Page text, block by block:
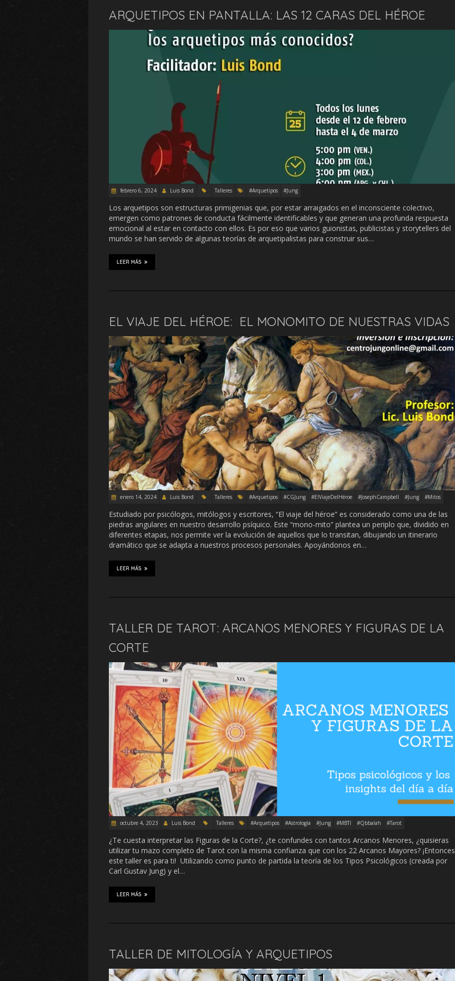
ARQUETIPOS EN PANTALLA: LAS 12 CARAS DEL HÉROE
febrero 6, 2024 Luis Bond Talleres #Arquetipos #Jung
Los arquetipos son estructuras primigenias que, por estar arraigados en el inconsciente colectivo,
emergen como patrones de conducta fácilmente identificables y que generan una profunda respuesta
emocional al estar en contacto con ellos. Es por eso que varios guionistas, publicistas y storytellers del
mundo se han servido de algunas teorías de arquetipalistas para construir sus…
LEER MÁS
EL VIAJE DEL HÉROE: EL MONOMITO DE NUESTRAS VIDAS
enero 14, 2024 Luis Bond Talleres #Arquetipos #CGJung #ElViajeDelHéroe #JosephCampbell #Jung #Mitos
Estudiado por psicólogos, mitólogos y escritores, “El viaje del héroe” es considerado como una de las
piedras angulares en nuestro desarrollo psíquico. Este “mono-mito” plantea un periplo que, dividido en
diferentes etapas, nos permite ver la evolución de aquellos que lo transitan, dibujando un itinerario
dramático que se adapta a nuestros procesos personales. Apoyándonos en…
LEER MÁS
TALLER DE TAROT: ARCANOS MENORES Y FIGURAS DE LA
CORTE
octubre 4, 2023 Luis Bond Talleres #Arquetipos #Astrología #Jung #MBTI #Qbbalah #Tarot
¿Te cuesta interpretar las Figuras de la Corte?, ¿te confundes con tantos Arcanos Menores, ¿quisieras
utilizar tu mazo completo de Tarot con la misma confianza que con los 22 Arcanos Mayores? ¡Entonces
este taller es para ti! Utilizando como punto de partida la teoría de los Tipos Psicológicos (creada por
Carl Gustav Jung) y el…
LEER MÁS
TALLER DE MITOLOGÍA Y ARQUETIPOS